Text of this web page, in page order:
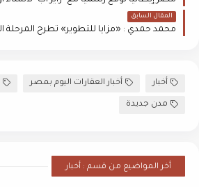
المقال السابق
أخبار أخبار العقارات اليوم بمصر
مدن جديدة
أخر المواضيع من قسم : أخبار